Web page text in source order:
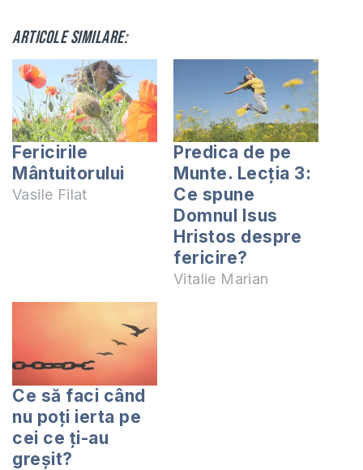
Articole similare:
Fericirile
Mântuitorului
Vasile Filat
Predica de pe
Munte. Lecția 3:
Ce spune
Domnul Isus
Hristos despre
fericire?
Vitalie Marian
Ce să faci când
nu poţi ierta pe
cei ce ţi-au
greşit?